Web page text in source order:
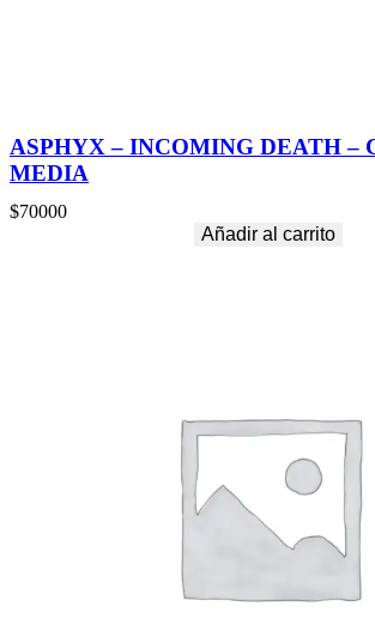
ASPHYX – INCOMING DEATH –
MEDIA
$70000
Añadir al carrito